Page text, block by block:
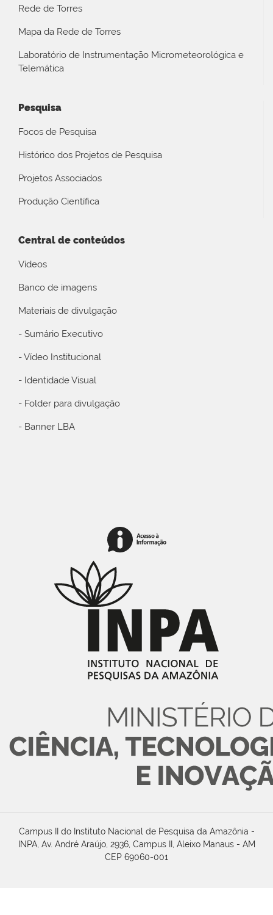
Rede de Torres
Mapa da Rede de Torres
Laboratório de Instrumentação Micrometeorológica e
Telemática
Pesquisa
Focos de Pesquisa
Histórico dos Projetos de Pesquisa
Projetos Associados
Produção Científica
Central de conteúdos
Vídeos
Banco de imagens
Materiais de divulgação
- Sumário Executivo
- Vídeo Institucional
- Identidade Visual
- Folder para divulgação
- Banner LBA
Campus II do Instituto Nacional de Pesquisa da Amazônia -
INPA, Av. André Araújo, 2936, Campus II, Aleixo Manaus - AM
CEP 69060-001